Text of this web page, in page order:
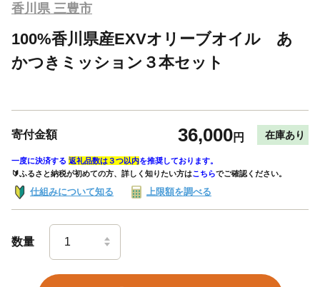
香川県 三豊市
100%香川県産EXVオリーブオイル あ
かつきミッション３本セット
寄付金額 36,000円 在庫あり
一度に決済する 返礼品数は３つ以内を推奨しております。
🔰ふるさと納税が初めての方、詳しく知りたい方はこちらでご確認ください。
仕組みについて知る 上限額を調べる
数量